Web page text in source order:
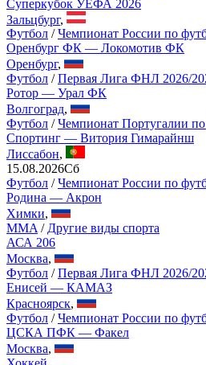
Суперкубок УЕФА 2026
Зальцбург,
Футбол /Чемпионат России по
Оренбург ФК — Локомотив ФК
Оренбург,
Футбол /Первая Лига ФНЛ 2026/
Ротор — Урал ФК
Волгоград,
Футбол /Чемпионат Португалии
Спортинг — Витория Гимарайнш
Лиссабон,
15.08.2026Сб
Футбол /Чемпионат России по
Родина — Акрон
Химки,
MMA / Другие виды спорта
АСА 206
Москва,
Футбол /Первая Лига ФНЛ 2026/
Енисей — КАМАЗ
Красноярск,
Футбол /Чемпионат России по
ЦСКА ПФК — Факел
Москва,